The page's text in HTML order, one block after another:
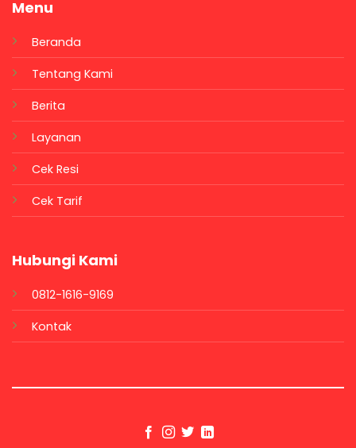
Menu
Beranda
Tentang Kami
Berita
Layanan
Cek Resi
Cek Tarif
Hubungi Kami
0812-1616-9169
Kontak